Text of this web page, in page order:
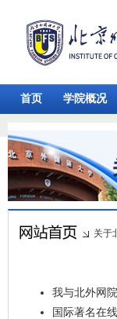
首页 学院概况
关于
我与北外网
国际著名在